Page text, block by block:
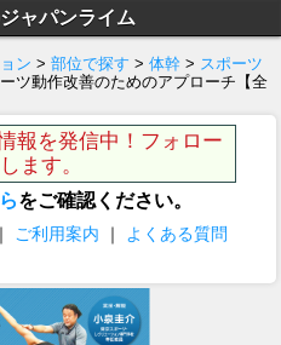
ャパンライム
ン > 部位で探す > 体幹 > スポーツ
ツ動作改善のためのアプローチ【全
報を発信中！フォロー
ます。
をご確認ください。
ご利用案内 ｜ よくある質問